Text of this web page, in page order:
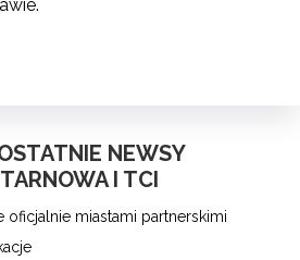
NEWSY
I TCI
oficjalnie miastami partnerskimi